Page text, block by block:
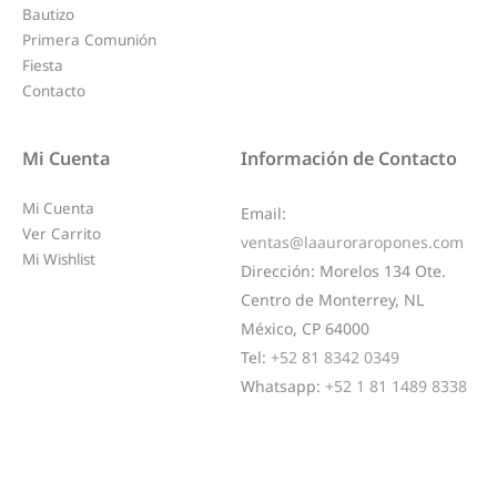
Bautizo
Primera Comunión
Fiesta
Contacto
Mi Cuenta
Mi Cuenta
Ver Carrito
Mi Wishlist
Información de Contacto
Email:
ventas@laauroraropones.com
Dirección: Morelos 134 Ote.
Centro de Monterrey, NL
México, CP 64000
Tel: +52 81 8342 0349
Whatsapp: +52 1 81 1489 8338